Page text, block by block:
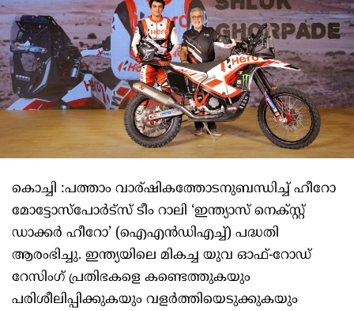
കൊച്ചി :പത്താം വാര്ഷികത്തോടനുബന്ധിച്ച് ഹീറോ
മോട്ടോസ്പോര്‍ട്സ് ടീം റാലി ‘ഇന്ത്യാസ് നെക്സ്റ്റ്
ഡാക്കര്‍ ഹീറോ’ (ഐഎന്‍ഡിഎച്ച്) പദ്ധതി
ആരംഭിച്ചു. ഇന്ത്യയിലെ മികച്ച യുവ ഓഫ്-റോഡ്
റേസിംഗ് പ്രതിഭകളെ കണ്ടെത്തുകയും
പരിശീലിപ്പിക്കുകയും വളര്‍ത്തിയെടുക്കുകയും